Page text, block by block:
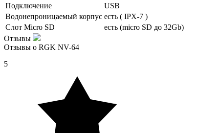
Подключение
USB
Водонепроницаемый корпус есть ( IPX-7 )
Слот Micro SD
есть (micro SD до 32Gb)
Отзывы
Отзывы о RGK NV-64
5